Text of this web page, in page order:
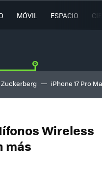
MÓVIL ESPACIO
iPhone 17 Pro
Wireless
más